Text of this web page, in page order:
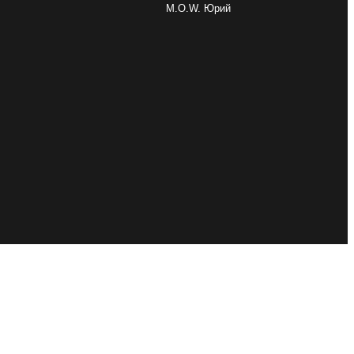
M.O.W. Юрий